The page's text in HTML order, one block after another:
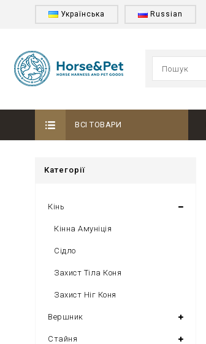
Українська Russian
ВСІ ТОВАРИ
Категорії
Кінь
Кінна Амуніція
Сідло
Захист Тіла Коня
Захист Ніг Коня
Вершник
Стайня